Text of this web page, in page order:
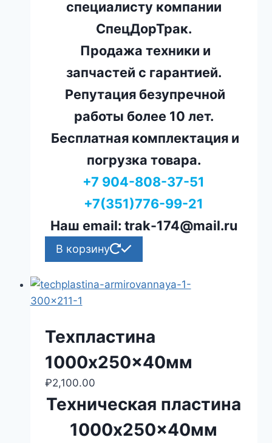
специалисту компании
СпецДорТрак.
Продажа техники и
запчастей с гарантией.
Репутация безупречной
работы более 10 лет.
Бесплатная комплектация и
погрузка товара.
+7 904-808-37-51
+7(351)776-99-21
Наш email: trak-174@mail.ru
В корзину
Техпластина
1000x250x40мм
₽2,100.00
Техническая пластина
1000x250x40мм